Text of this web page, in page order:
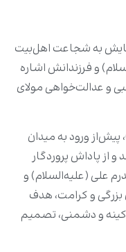
به شجاعت اهل‌بیت
و فرزندانش اشاره
و عدالت‌خواهی مولای
پیش‌از ورود به میدان
و از پاداش پروردگار
علی (علیه‌السلام) و
بزرگی و کرامت، هدف
کینه و دشمنی، تصمیم